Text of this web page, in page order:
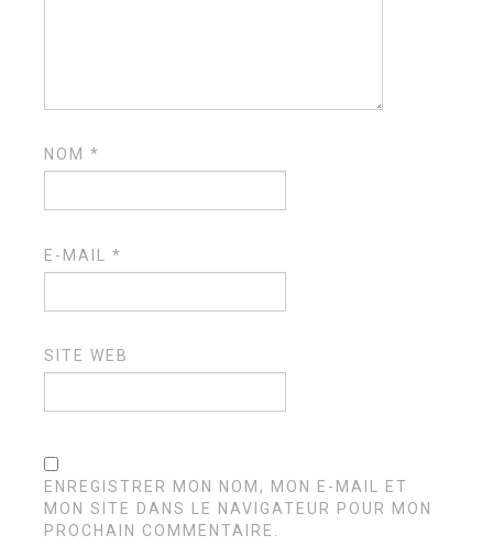
NOM*
E-MAIL*
SITE WEB
ENREGISTRER MON NOM, MON E-MAIL ET
MON SITE DANS LE NAVIGATEUR POUR MON
PROCHAIN COMMENTAIRE.